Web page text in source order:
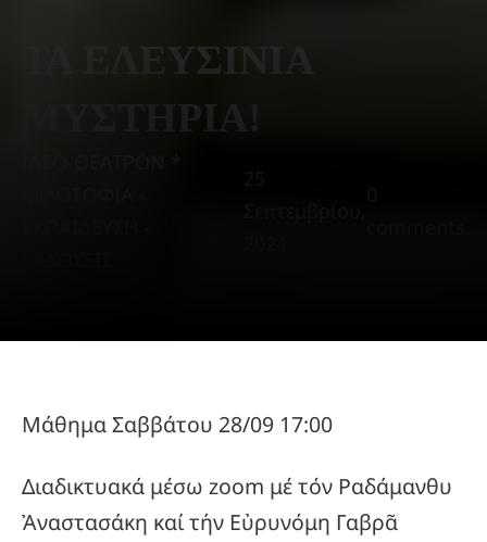
ΤΑ ΕΛΕΥΣΙΝΙΑ
ΜΥΣΤΗΡΙΑ!
Μάθημα Σαββάτου 28/09 17:00
Διαδικτυακά μέσω zoom μέ τόν Ραδάμανθυ
Ἀναστασάκη καί τήν Εὐρυνόμη Γαβρᾶ